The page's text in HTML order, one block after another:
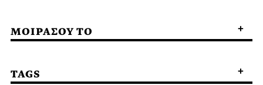
ΜΟΙΡΑΣΟΥ ΤΟ
TAGS